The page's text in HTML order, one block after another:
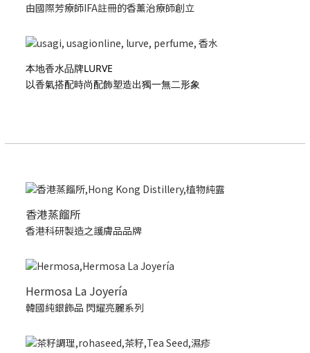
由國際芳療師IFA註冊的香薰治療師創立
本地香水品牌LURVE
以香氣搭配時尚配飾塑造出獨一無二形象
香港蒸餾所
香港科研製造之護膚品品牌
Hermosa La Joyería
韓國純銀飾品 閃耀亮麗系列